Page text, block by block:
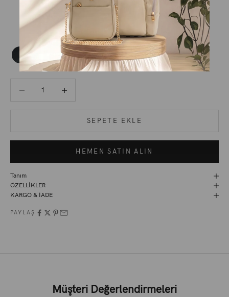
SEPETE EKLE
HEMEN SATIN ALIN
Tanım
ÖZELLİKLER
KARGO & İADE
PAYLAŞ
Müşteri Değerlendirmeleri